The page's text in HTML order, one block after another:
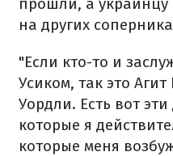
на других
"Если кто-то и
Усиком, так это
Уордли. Есть вот
которые я
которые меня